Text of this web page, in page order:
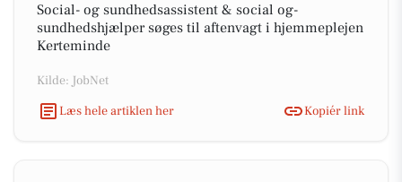
Social- og sundhedsassistent & social og-
sundhedshjælper søges til aftenvagt i hjemmeplejen
Kerteminde
Kilde: JobNet
Læs hele artiklen her
Kopiér link